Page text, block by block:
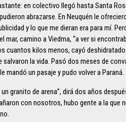
en colectivo llegó hasta Santa
abrazarse. En Neuquén le
y lo que me dieran era para mí.
mar, camino a Viedma, “a ver si
cuantos kilos menos, cayó
salvaron la vida. Pasó dos meses de
mandó un pasaje y pudo volver a Paraná.
granito de arena”, dirá dos años
con nosotros, hubo gente a la que